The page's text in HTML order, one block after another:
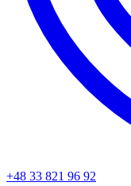
+48 33 821 96 92